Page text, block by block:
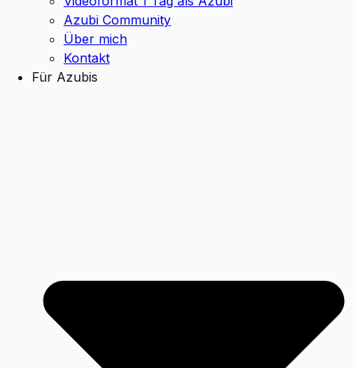
Azubi Community
Über mich
Kontakt
Für Azubis